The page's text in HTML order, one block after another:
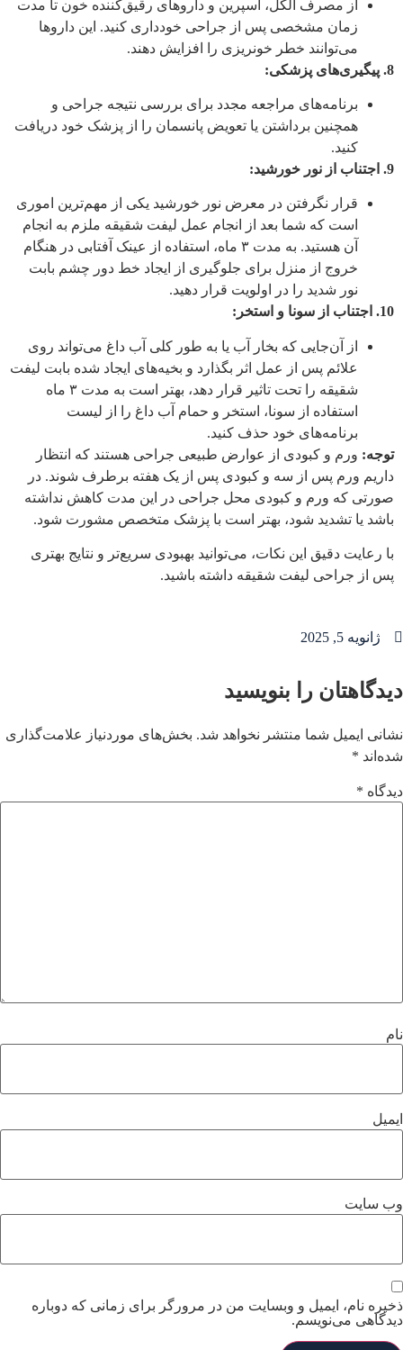
از مصرف الکل، آسپرین و داروهای رقیق‌کننده خون تا مدت
زمان مشخصی پس از جراحی خودداری کنید. این داروها
می‌توانند خطر خونریزی را افزایش دهند.
برنامه‌های مراجعه مجدد برای بررسی نتیجه جراحی و
همچنین برداشتن یا تعویض پانسمان را از پزشک خود دریافت
کنید.
قرار نگرفتن در معرض نور خورشید یکی از مهم‌ترین اموری
است که شما بعد از انجام عمل لیفت شقیقه ملزم به انجام
آن هستید. به مدت ۳ ماه، استفاده از عینک آفتابی در هنگام
خروج از منزل برای جلوگیری از ایجاد خط دور چشم بابت
نور شدید را در اولویت قرار دهید.
10. اجتناب از سونا و استخر:
از آن‌جایی که بخار آب یا به طور کلی آب داغ می‌تواند روی
علائم پس از عمل اثر بگذارد و بخیه‌های ایجاد شده بابت لیفت
شقیقه را تحت تاثیر قرار دهد، بهتر است به مدت ۳ ماه
استفاده از سونا، استخر و حمام آب داغ را از لیست
برنامه‌های خود حذف کنید.
توجه:ورم و کبودی از عوارض طبیعی جراحی هستند که انتظار
داریم ورم پس از سه و کبودی پس از یک هفته برطرف شوند. در
صورتی که ورم و کبودی محل جراحی در این مدت کاهش نداشته
باشد یا تشدید شود، بهتر است با پزشک متخصص مشورت شود.
با رعایت دقیق این نکات، می‌توانید بهبودی سریع‌تر و نتایج بهتری
پس از جراحی لیفت شقیقه داشته باشید.
ژانویه 5, 2025
را بنویسید
ایمیل شما منتشر نخواهد شد. بخش‌های موردنیاز علامت‌گذاری
*
*
سایت
نام، ایمیل و وبسایت من در مرورگر برای زمانی که دوباره
می‌نویسم.